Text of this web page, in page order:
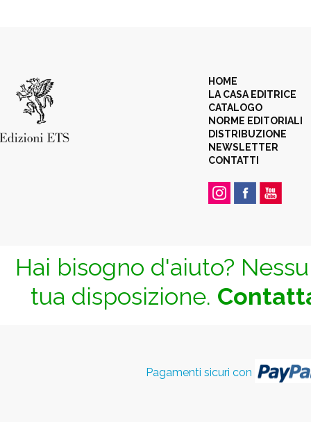
HOME
LA CASA EDITRICE
CATALOGO
NORME EDITORIALI
DISTRIBUZIONE
NEWSLETTER
CONTATTI
Hai bisogno d'aiuto?
tua disposizione.
Pagamenti sicuri con